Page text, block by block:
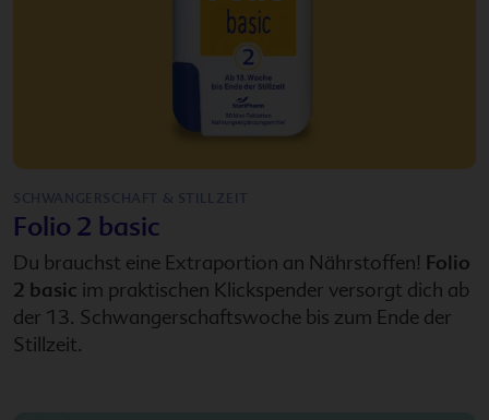
SCHWANGERSCHAFT & STILLZEIT
Folio 2 basic
Du brauchst eine Extraportion an Nährstoffen! Folio
2 basic im praktischen Klickspender versorgt dich ab
der 13. Schwangerschaftswoche bis zum Ende der
Stillzeit.